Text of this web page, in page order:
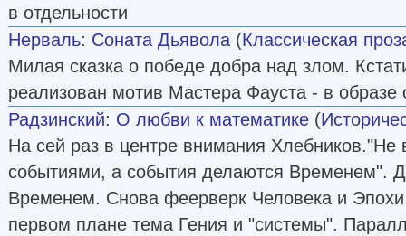
в отдельности
Нерваль: Соната Дьявола (Классическая
Милая сказка о победе добра над злом.
реализован мотив Мастера Фауста - в образе
Радзинский: О любви к математике (
На сей раз в центре внимания Хлебников."Не
событиями, а события делаются Временем".
Временем. Снова феерверк Человека и
первом плане тема Гения и "системы".